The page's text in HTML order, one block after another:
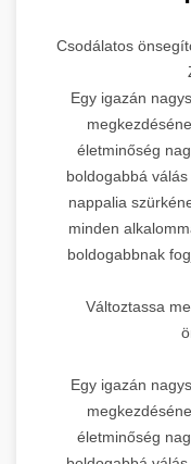
Csodálatos
Egy igazán
életminőség
boldogabbá
nappalia
minden
boldogabbnak
Változtassa
Egy igazán
életminőség